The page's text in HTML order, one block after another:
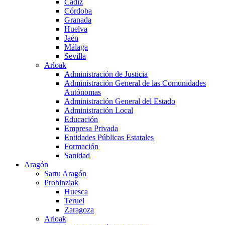
Cádiz
Córdoba
Granada
Huelva
Jaén
Málaga
Sevilla
Arloak
Administración de Justicia
Administración General de las Comunidades
Autónomas
Administración General del Estado
Administración Local
Educación
Empresa Privada
Entidades Públicas Estatales
Formación
Sanidad
Aragón
Sartu Aragón
Probinziak
Huesca
Teruel
Zaragoza
Arloak